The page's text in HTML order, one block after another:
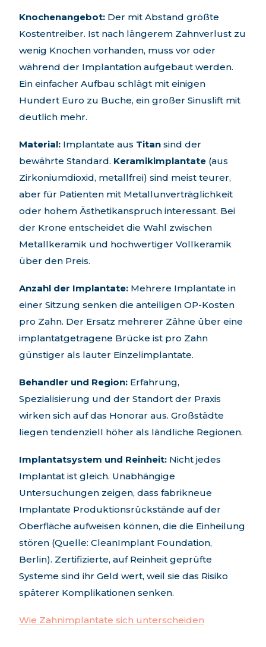
Knochenangebot: Der mit Abstand größte
Kostentreiber. Ist nach längerem Zahnverlust zu
wenig Knochen vorhanden, muss vor oder
während der Implantation aufgebaut werden.
Ein einfacher Aufbau schlägt mit einigen
Hundert Euro zu Buche, ein großer Sinuslift mit
deutlich mehr.
Material: Implantate aus Titan sind der
bewährte Standard. Keramikimplantate (aus
Zirkoniumdioxid, metallfrei) sind meist teurer,
aber für Patienten mit Metallunverträglichkeit
oder hohem Ästhetikanspruch interessant. Bei
der Krone entscheidet die Wahl zwischen
Metallkeramik und hochwertiger Vollkeramik
über den Preis.
Anzahl der Implantate: Mehrere Implantate in
einer Sitzung senken die anteiligen OP-Kosten
pro Zahn. Der Ersatz mehrerer Zähne über eine
implantatgetragene Brücke ist pro Zahn
günstiger als lauter Einzelimplantate.
Behandler und Region: Erfahrung,
Spezialisierung und der Standort der Praxis
wirken sich auf das Honorar aus. Großstädte
liegen tendenziell höher als ländliche Regionen.
Implantatsystem und Reinheit: Nicht jedes
Implantat ist gleich. Unabhängige
Untersuchungen zeigen, dass fabrikneue
Implantate Produktionsrückstände auf der
Oberfläche aufweisen können, die die Einheilung
stören (Quelle: CleanImplant Foundation,
Berlin). Zertifizierte, auf Reinheit geprüfte
Systeme sind ihr Geld wert, weil sie das Risiko
späterer Komplikationen senken.
Wie Zahnimplantate sich unterscheiden